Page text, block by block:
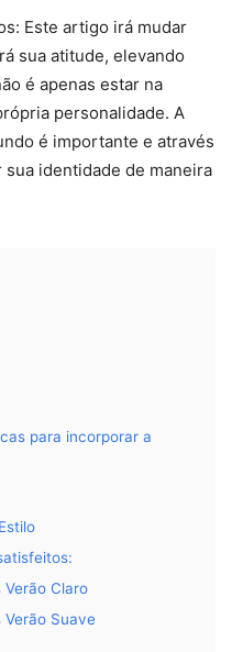
Este artigo irá mudar
sua atitude, elevando
é apenas estar na
personalidade. A
é importante e através
identidade de maneira
para incorporar a
Claro
Suave